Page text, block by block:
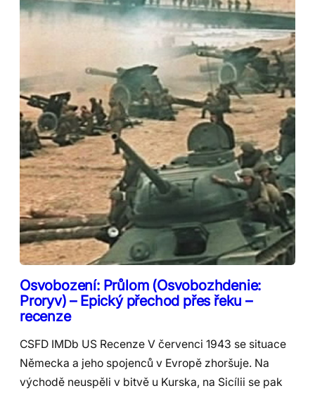
Osvobození: Průlom (Osvobozhdenie:
Proryv) – Epický přechod přes řeku –
recenze
CSFD IMDb US Recenze V červenci 1943 se situace
Německa a jeho spojenců v Evropě zhoršuje. Na
východě neuspěli v bitvě u Kurska, na Sicílii se pak